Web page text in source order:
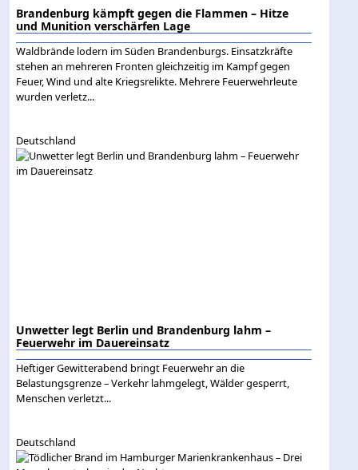
Brandenburg kämpft gegen die Flammen – Hitze
und Munition verschärfen Lage
Waldbrände lodern im Süden Brandenburgs. Einsatzkräfte
stehen an mehreren Fronten gleichzeitig im Kampf gegen
Feuer, Wind und alte Kriegsrelikte. Mehrere Feuerwehrleute
wurden verletz...
Deutschland
Unwetter legt Berlin und Brandenburg lahm –
Feuerwehr im Dauereinsatz
Heftiger Gewitterabend bringt Feuerwehr an die
Belastungsgrenze – Verkehr lahmgelegt, Wälder gesperrt,
Menschen verletzt...
Deutschland